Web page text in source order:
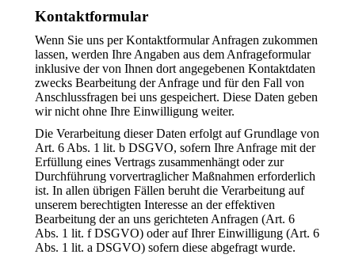
Kontaktformular
Wenn Sie uns per Kontaktformular Anfragen zukommen
lassen, werden Ihre Angaben aus dem Anfrageformular
inklusive der von Ihnen dort angegebenen Kontaktdaten
zwecks Bearbeitung der Anfrage und für den Fall von
Anschlussfragen bei uns gespeichert. Diese Daten geben
wir nicht ohne Ihre Einwilligung weiter.
Die Verarbeitung dieser Daten erfolgt auf Grundlage von
Art. 6 Abs. 1 lit. b DSGVO, sofern Ihre Anfrage mit der
Erfüllung eines Vertrags zusammenhängt oder zur
Durchführung vorvertraglicher Maßnahmen erforderlich
ist. In allen übrigen Fällen beruht die Verarbeitung auf
unserem berechtigten Interesse an der effektiven
Bearbeitung der an uns gerichteten Anfragen (Art. 6
Abs. 1 lit. f DSGVO) oder auf Ihrer Einwilligung (Art. 6
Abs. 1 lit. a DSGVO) sofern diese abgefragt wurde.